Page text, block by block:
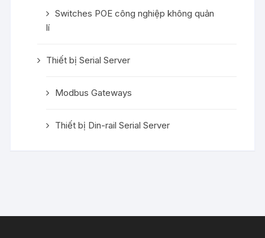
Switches POE công nghiệp không quản
lí
Thiết bị Serial Server
Modbus Gateways
Thiết bị Din-rail Serial Server